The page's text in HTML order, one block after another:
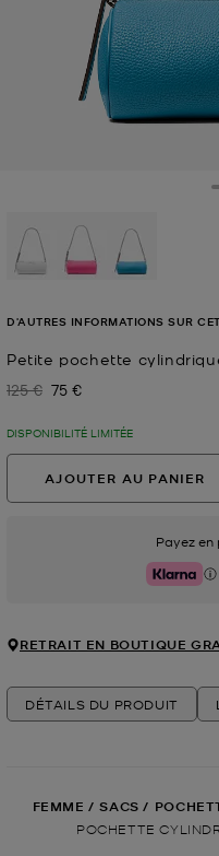
Petite pochette
Prix initial
125 € Prix actuel
75 €
D'AUTRES INFORMATIONS SUR
DISPONIBILITÉ LIMITÉE
AJOUTER AU PANIER
Payez en
Klarna
RETRAIT EN BOUTIQUE
DÉTAILS DU PRODUIT
FEMME / SACS /
POCHETTE